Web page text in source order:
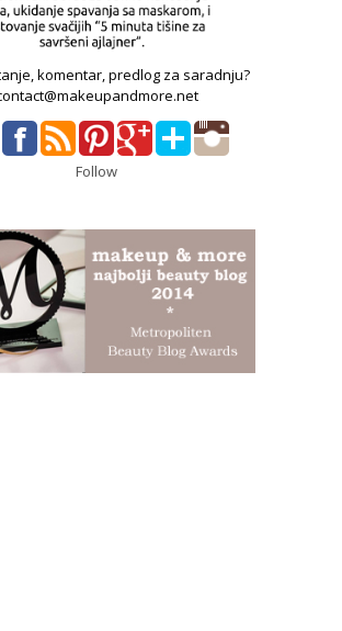
komentar, predlog za saradnju?
Follow